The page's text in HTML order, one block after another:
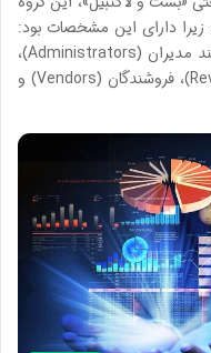
دارای این مشخصات بود:
تقسیم کار پیچیده: نقش های مشخصی مانند مدیران (Administrators)،
ناظران (Moderators)، مرورگران (Reviewers)، فروشندگان (Vendors) و